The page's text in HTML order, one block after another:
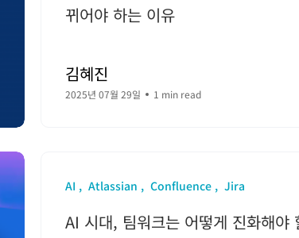
뀌어야 하는 이유
김혜진
2025년 07월 29일 1 min read
AI Atlassian Confluence Jira
AI 시대, 팀워크는 어떻게 진화해